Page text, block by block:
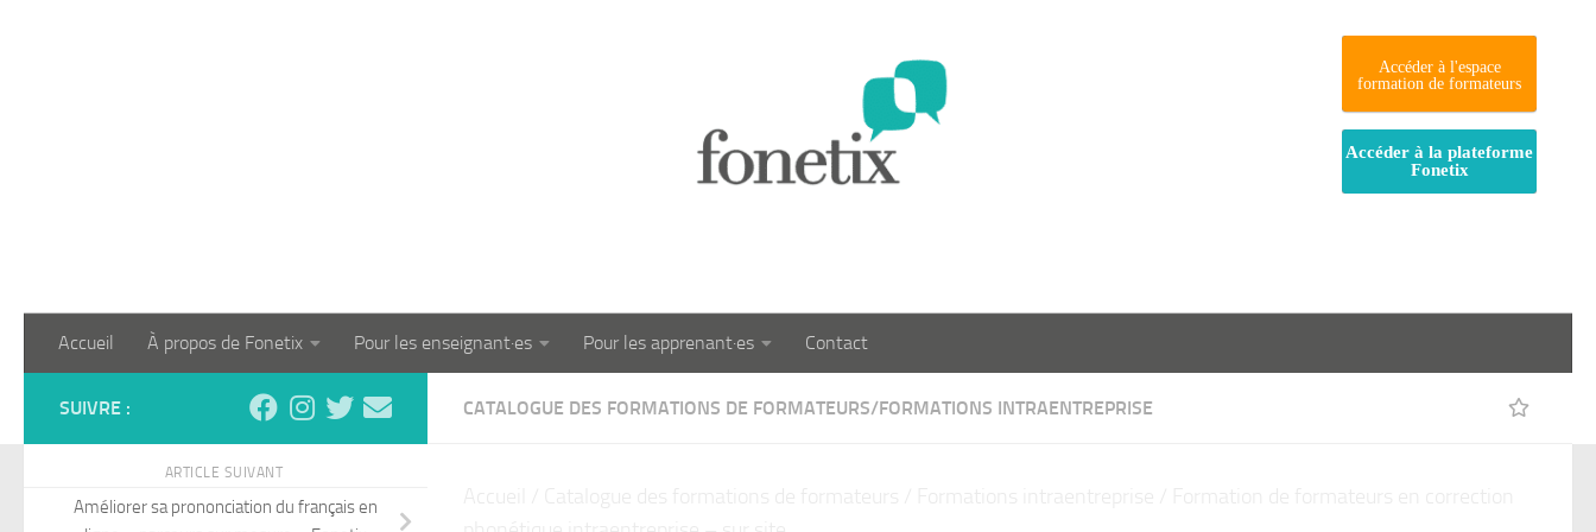
Accéder à l'espace
formation de formateurs
Accéder à la plateforme
Fonetix
Accueil À propos de Fonetix Pour les enseignant·es Pour les apprenant·es Contact
CATALOGUE DES FORMATIONS DE FORMATEURS/FORMATIONS INTRAENTREPRISE
SUIVRE :
ARTICLE SUIVANT
Améliorer sa prononciation du français en